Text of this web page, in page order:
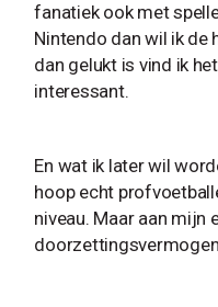
fanatiek ook met
Nintendo dan wil ik de
dan gelukt is vind ik
interessant.
En wat ik later wil
hoop echt
niveau. Maar aan mijn